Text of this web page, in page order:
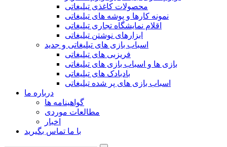
محصولات کاغذی تبلیغاتی
نمونه کارها و پوشه های تبلیغاتی
اقلام نمایشگاه تجاری تبلیغاتی
ابزارهای نوشتن تبلیغاتی
اسباب بازی های تبلیغاتی و جدید
فریزبی های تبلیغاتی
بازی ها و اسباب بازی های تبلیغاتی
بادبادک های تبلیغاتی
اسباب بازی های پر شده تبلیغاتی
درباره ما
گواهینامه ها
مطالعات موردی
اخبار
با ما تماس بگیرید